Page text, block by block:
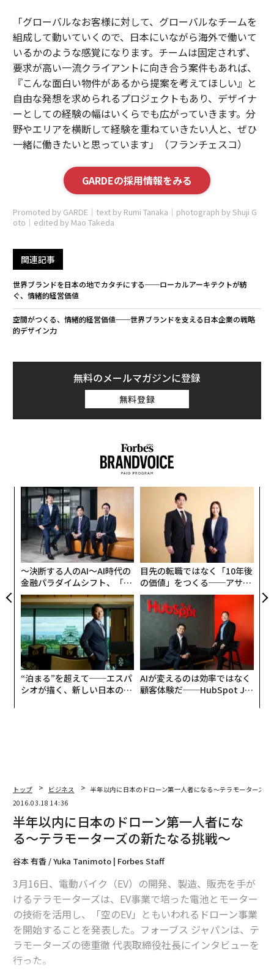
「グローバルなお客様に対して、グローバルなチームを
組成して動いていくので、日本にいながら海外で働いて
いるかのような感覚になります。チームは固定されず、
要求が高い一流クライアントに向き合う案件もあれば、
『こんな面白い物件があるから提案を考えてほしい』と
自由な発想を求められるプロジェクトもあり、デザイナ
ーとしての経験の幅はいくらでも広がっていきます。分
野やエリアを横断して経験を重ねていきたい人と、ぜひ
一緒に働きたいと思っています」（フランチェスコ）
GARDEの採用情報をみる
Promoted by GARDE｜text by Rumi Tanaka｜photograph by Shuji G
oto｜edited by Mao Takeda
関連記事
世界ブランドを日本の地でカタチにする──ローカルアーキテクトが紡
ぐ、情緒的経営価値
空間がつくる、情緒的経営価値──世界ブランドを支える日本企業の戦略
的デザイン力
無料のメールマガジンに登録
無料登録
〜決断する人のAI〜AI時代の
金融パラダイムシフト、「超
個別化」の核心 【MUFG×ウ
ェルスナビ×PwC】
目先の転職ではなく「10年後
の価値」をつくる──アサイ
ンの長期伴走型支援とは
“泊まる”を超えて──エスパ
シオが描く、新しい日本のラ
AIが変えるのは効率ではなく
顧客体験だ──HubSpot Ja
トップ ビジネス
半年以内に日本のドローン第一人者になる〜テラモーターズの
2016.03.18 14:36
半年以内に日本のドローン第一人者にな
る〜テラモーターズの新たなる挑戦〜
谷本 有香 / Yuka Tanimoto | Forbes Staff
3月16日、電動バイク（EV）の開発、製造、販売を手が
けるテラモーターズは、EV事業で培った電池とモーター
の技術を活用し、「空のEV」ともいわれるドローン事業
を開始することを発表した。フォーブス ジャパンは、テ
ラモーターズの徳重徹 代表取締役社長にインタビューを
行った。